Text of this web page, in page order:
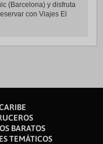
(Barcelona) y disfruta
con Viajes El
BARATOS
TEMÁTICOS